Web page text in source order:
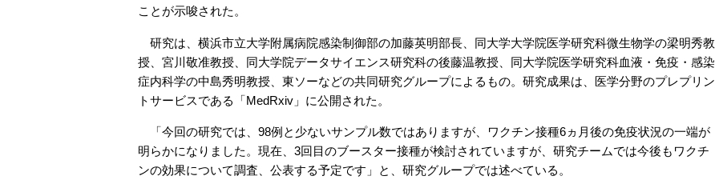
ことが示唆された。
研究は、横浜市立大学附属病院感染制御部の加藤英明部長、同大学大学院医学研究科微生物学の梁明秀教
授、宮川敬准教授、同大学院データサイエンス研究科の後藤温教授、同大学院医学研究科血液・免疫・感染
症内科学の中島秀明教授、東ソーなどの共同研究グループによるもの。研究成果は、医学分野のプレプリン
トサービスである「MedRxiv」に公開された。
「今回の研究では、98例と少ないサンプル数ではありますが、ワクチン接種6ヵ月後の免疫状況の一端が
明らかになりました。現在、3回目のブースター接種が検討されていますが、研究チームでは今後もワクチ
ンの効果について調査、公表する予定です」と、研究グループでは述べている。